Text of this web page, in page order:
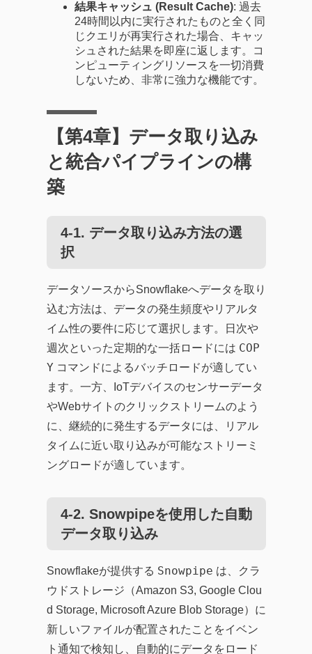
結果キャッシュ (Result Cache): 過去
24時間以内に実行されたものと全く同
じクエリが再実行された場合、キャッ
シュされた結果を即座に返します。コ
ンピューティングリソースを一切消費
しないため、非常に強力な機能です。
【第4章】データ取り込み
と統合パイプラインの構
築
4-1. データ取り込み方法の選
択
データソースからSnowflakeへデータを取り
込む方法は、データの発生頻度やリアルタ
イム性の要件に応じて選択します。日次や
週次といった定期的な一括ロードには COP
Y コマンドによるバッチロードが適してい
ます。一方、IoTデバイスのセンサーデータ
やWebサイトのクリックストリームのよう
に、継続的に発生するデータには、リアル
タイムに近い取り込みが可能なストリーミ
ングロードが適しています。
4-2. Snowpipeを使用した自動
データ取り込み
Snowflakeが提供する Snowpipe は、クラ
ウドストレージ（Amazon S3, Google Clou
d Storage, Microsoft Azure Blob Storage）に
新しいファイルが配置されたことをイベン
ト通知で検知し、自動的にデータをロード